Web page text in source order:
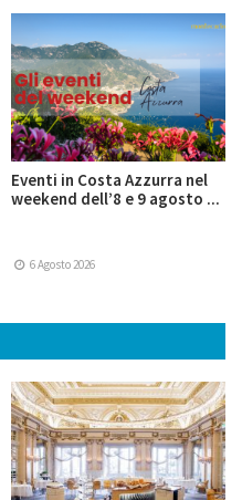
Eventi in Costa Azzurra nel
weekend dell’8 e 9 agosto ...
6 Agosto 2026